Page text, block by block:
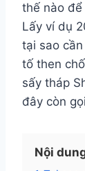
thế nào
Lấy ví dụ
tại sao
tố then
sấy tháp
đây còn
Nội